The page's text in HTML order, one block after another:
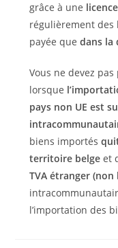
grâce à une
régulièrement des
payée que dans la
Vous ne devez pas
lorsque
pays non UE est
biens importés
territoire belgeet
TVA étranger (non
l’importation des